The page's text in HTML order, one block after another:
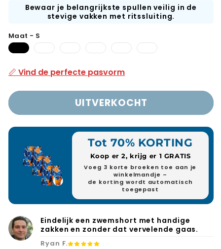
Bewaar je belangrijkste spullen veilig in de
stevige vakken met ritssluiting.
Maat - S
Variant
niet
leverbaar
MVariant
of
niet
LVariant
of
niet
XLVariant
of
niet
2XL-
of
niet
3XL-
📏 Vind de perfecte pasvorm
UITVERKOCHT
Tot 70% KORTING
Koop er 2, krijg er 1 GRATIS
Voeg 3 korte broeken toe aan je
winkelmandje –
de korting wordt automatisch
toegepast
Eindelijk een zwemshort met handige
zakken en zonder dat vervelende gaas.
Ryan F.